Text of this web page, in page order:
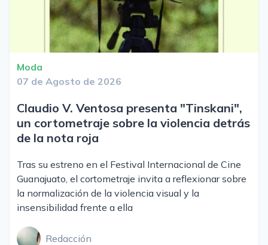
Moda
07 de Agosto de 2026
Claudio V. Ventosa presenta "Tinskani",
un cortometraje sobre la violencia detrás
de la nota roja
Tras su estreno en el Festival Internacional de Cine
Guanajuato, el cortometraje invita a reflexionar sobre
la normalización de la violencia visual y la
insensibilidad frente a ella
Redacción